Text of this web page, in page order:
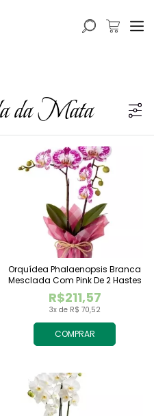
da Mata
COMPRAR
3x de R$ 70,52
R$211,57
Orquídea Phalaenopsis Branca
Mesclada Com Pink De 2 Hastes